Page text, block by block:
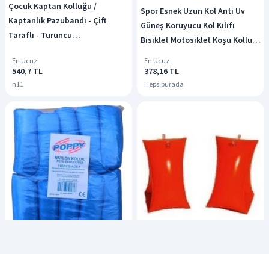
Çocuk Kaptan Kolluğu /
Kaptanlık Pazubandı - Çift
Taraflı - Turuncu
Renkli
En Ucuz
540,7 TL
n11
Spor Esnek Uzun Kol Anti Uv
Güneş Koruyucu Kol Kılıfı
Bisiklet Motosiklet Koşu Kolluk
En Ucuz
378,16 TL
Hepsiburada